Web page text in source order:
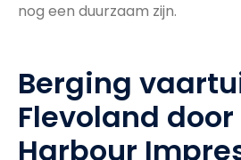
nog een duurzaam zijn.
Berging
Flevoland
Harbour